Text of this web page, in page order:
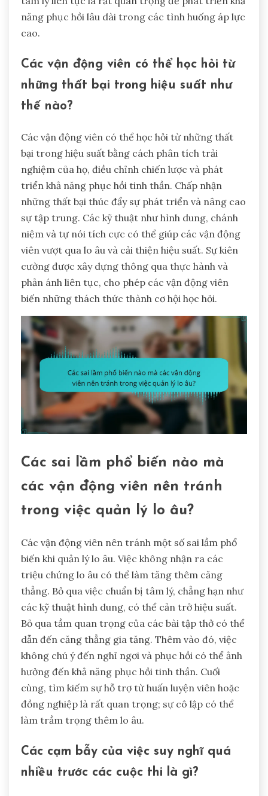
năng phục hồi lâu dài trong các tình huống áp lực
cao.
Các vận động viên có thể học hỏi từ
những thất bại trong hiệu suất như
thế nào?
Các vận động viên có thể học hỏi từ những thất
bại trong hiệu suất bằng cách phân tích trải
nghiệm của họ, điều chỉnh chiến lược và phát
triển khả năng phục hồi tinh thần. Chấp nhận
những thất bại thúc đẩy sự phát triển và nâng cao
sự tập trung. Các kỹ thuật như hình dung, chánh
niệm và tự nói tích cực có thể giúp các vận động
viên vượt qua lo âu và cải thiện hiệu suất. Sự kiên
cường được xây dựng thông qua thực hành và
phản ánh liên tục, cho phép các vận động viên
biến những thách thức thành cơ hội học hỏi.
Các sai lầm phổ biến nào mà
các vận động viên nên tránh
trong việc quản lý lo âu?
Các vận động viên nên tránh một số sai lầm phổ
biến khi quản lý lo âu. Việc không nhận ra các
triệu chứng lo âu có thể làm tăng thêm căng
thẳng. Bỏ qua việc chuẩn bị tâm lý, chẳng hạn như
các kỹ thuật hình dung, có thể cản trở hiệu suất.
Bỏ qua tầm quan trọng của các bài tập thở có thể
dẫn đến căng thẳng gia tăng. Thêm vào đó, việc
không chú ý đến nghỉ ngơi và phục hồi có thể ảnh
hưởng đến khả năng phục hồi tinh thần. Cuối
cùng, tìm kiếm sự hỗ trợ từ huấn luyện viên hoặc
đồng nghiệp là rất quan trọng; sự cô lập có thể
làm trầm trọng thêm lo âu.
Các cạm bẫy của việc suy nghĩ quá
nhiều trước các cuộc thi là gì?